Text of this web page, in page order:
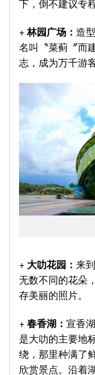
下，倒不建议专
+林园广场： 造
名叫〝菜蓟〞而
志，成为万千游
+ 大叻花园： 来
无数不同的花朵
存美丽的照片。
+春香湖： 宣香
是大叻的主要地
绕，那里种满了
欣赏景点。沿着